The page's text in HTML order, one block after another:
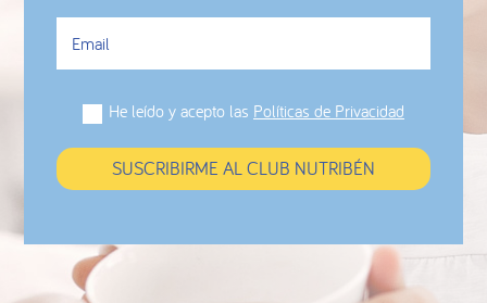
He leído y acepto las Políticas de Privacidad
SUSCRIBIRME AL CLUB NUTRIBÉN